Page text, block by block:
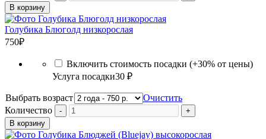
В корзину
Голубика Блюголд низкорослая
750₽
Включить стоимость посадки (+30% от цены)
Услуга посадки30 ₽
Выбрать возраст
Очистить
Количество
В корзину